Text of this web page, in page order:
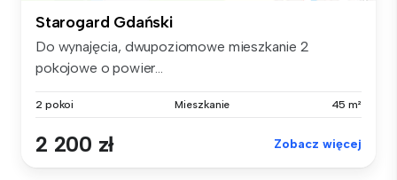
Starogard Gdański
Do wynajęcia, dwupoziomowe mieszkanie 2
pokojowe o powier...
2 pokoi Mieszkanie 45 m²
2 200 zł Zobacz więcej